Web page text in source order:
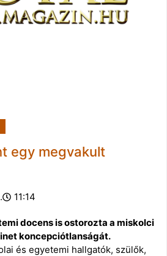
egy megvakult
11:14
docens is ostorozta a miskolci
koncepciótlanságát.
és egyetemi hallgatók, szülők,